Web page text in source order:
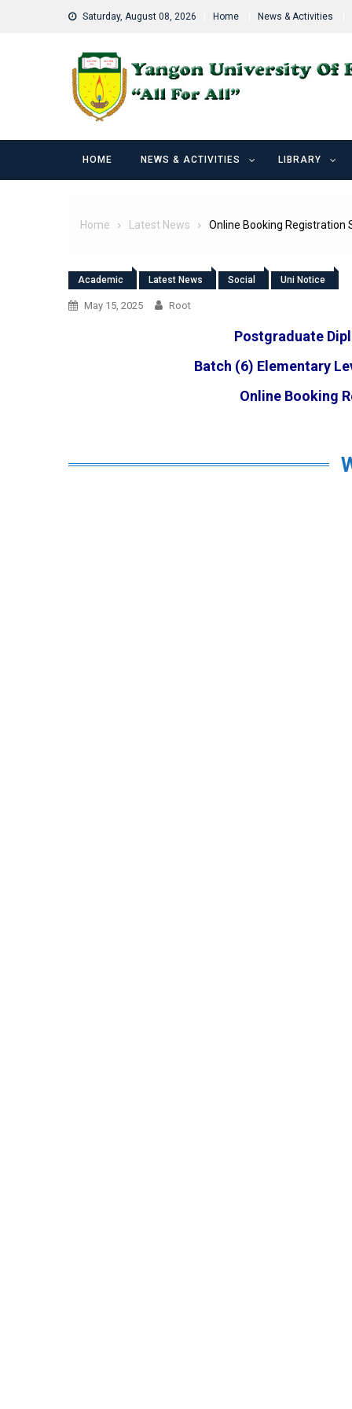
Saturday, August 08, 2026 Home News & Activities
HOME NEWS & ACTIVITIES LIBRARY
Home Latest News Online Booking
Academic Latest News Social Uni Notice
May 15, 2025 Root
Postgraduate
Batch (6) Elementary
Online Booking